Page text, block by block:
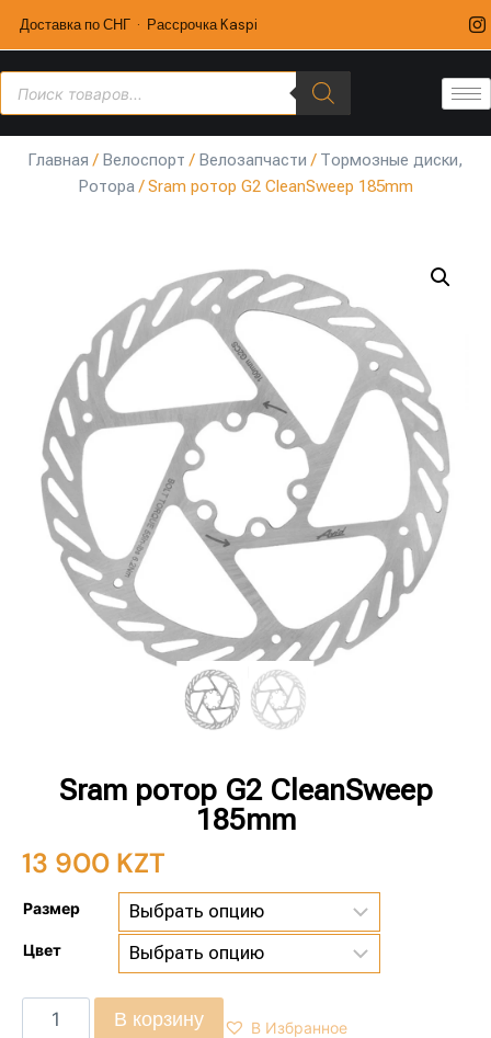
Доставка по СНГ · Рассрочка Kaspi
Главная / Велоспорт / Велозапчасти / Тормозные диски,
Ротора/ Sram ротор G2 CleanSweep 185mm
Sram ротор G2 CleanSweep
185mm
13 900 KZT
Размер
Цвет
В корзину В Избранное